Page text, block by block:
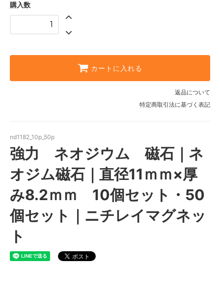
購入数
カートに入れる
返品について
特定商取引法に基づく表記
nd1182_10p_50p
強力 ネオジウム 磁石｜ネ
オジム磁石｜直径11ｍｍ×厚
み8.2ｍｍ 10個セット・50
個セット｜ニチレイマグネッ
ト